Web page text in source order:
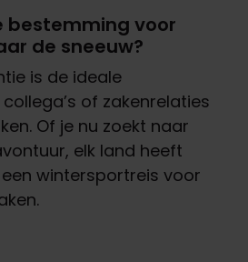
bestemming voor
de sneeuw?
is de ideale
collega’s of zakenrelaties
. Of je nu zoekt naar
, elk land heeft
een wintersportreis voor
.